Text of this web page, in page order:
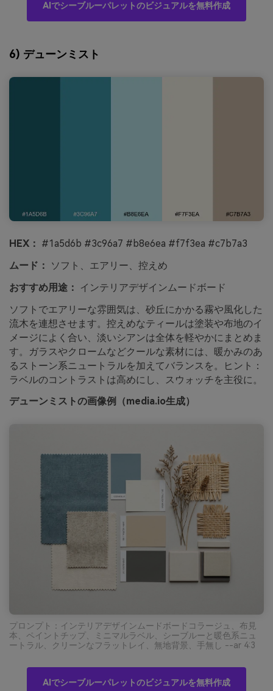
AIでシーブルーパレットのビジュアルを無料作成
6) デューンミスト
HEX： #1a5d6b #3c96a7 #b8e6ea #f7f3ea #c7b7a3
ムード：
ソフト、エアリー、控えめ
おすすめ用途：
インテリアデザインムードボード
ソフトでエアリーな雰囲気は、砂丘にかかる霧や風化した
流木を連想させます。控えめなティールは塗装や布地のイ
メージによく合い、淡いシアンは全体を軽やかにまとめま
す。ガラスやクロームなどクールな素材には、暖かみのあ
るストーン系ニュートラルを加えてバランスを。ヒント：
ラベルのコントラストは高めにし、スウォッチを主役に。
デューンミストの画像例（media.io生成）
プロンプト：インテリアデザインムードボードコラージュ、布見
本、ペイントチップ、ミニマルラベル、シーブルーと暖色系ニュ
ートラル、クリーンなフラットレイ、無地背景、手無し --ar 4:3
AIでシーブルーパレットのビジュアルを無料作成